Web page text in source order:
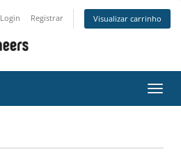
Login Registrar Visualizar carrinho